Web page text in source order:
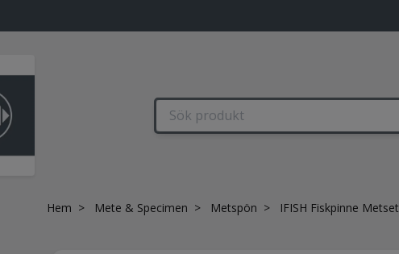
Hem Mete & Specimen Metspön IFISH Fiskpinne Metset